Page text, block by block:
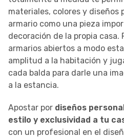
materiales, colores y diseños
armario como una pieza
decoración de la propia casa.
armarios abiertos a modo
amplitud a la habitación y
cada balda para darle una
a la estancia.
Apostar por diseños
estilo y exclusividad a tu
con un profesional en el